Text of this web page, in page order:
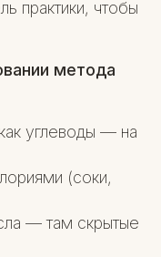
практики, чтобы
метода
углеводы — на
(соки,
— там скрытые